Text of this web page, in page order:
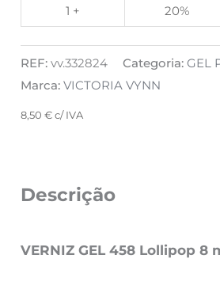
1 + 20%
REF:vv.332824 Categoria:GEL
Marca:VICTORIA VYNN
8,50€ c/ IVA
Descrição
VERNIZ GEL 458 Lollipop 8